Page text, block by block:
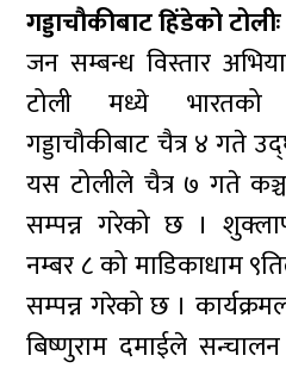
गड्डाचौकीबाट हिंडेको टोलीः
जन सम्बन्ध विस्तार
टोली मध्ये भारतको
गड्डाचौकीबाट चैत्र ४ गते
यस टोलीले चैत्र ७ गते
सम्पन्न गरेको छ ।
नम्बर ८ को माडिकाधाम
सम्पन्न गरेको छ ।
बिष्णुराम दमाईले सन्चालन